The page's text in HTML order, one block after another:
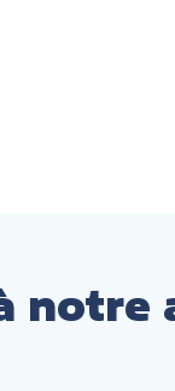
notre